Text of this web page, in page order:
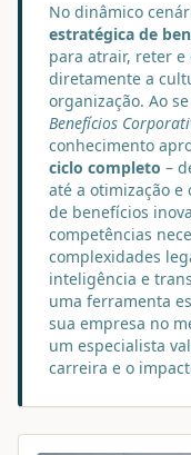
No dinâmico
estratégica de
para atrair, reter
diretamente a
organização. Ao
Benefícios
conhecimento
ciclo completo –
até a otimização e
de benefícios
competências
complexidades
inteligência e
uma ferramenta
sua empresa no
um especialista
carreira e o